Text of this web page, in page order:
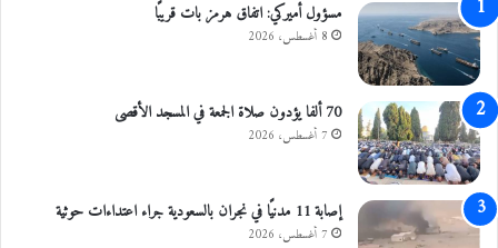
مسؤول أميركي: اتفاق هرمز بات قريبًا
8 أغسطس، 2026
70 ألفا يؤدون صلاة الجمعة في المسجد الأقصى
7 أغسطس، 2026
إصابة 11 مدنيًا في نجران بالسعودية جراء اعتداءات حوثية
7 أغسطس، 2026